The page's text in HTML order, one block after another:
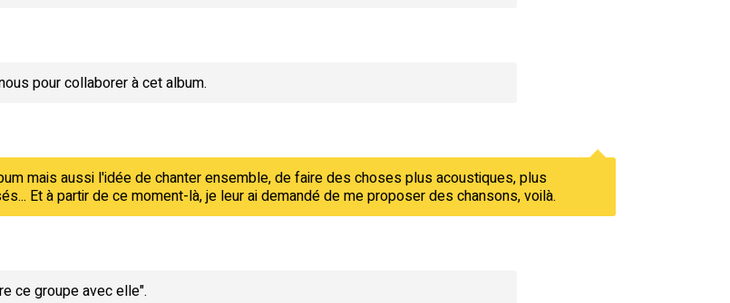
pour collaborer à cet album.
mais aussi l'idée de chanter ensemble, de faire des choses plus acoustiques, plus
Et à partir de ce moment-là, je leur ai demandé de me proposer des chansons, voilà.
ce groupe avec elle".